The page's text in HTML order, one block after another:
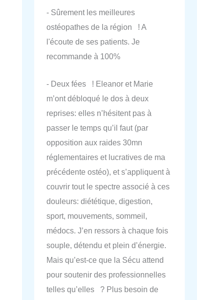
- Sûrement les meilleures
ostéopathes de la région ! A
l'écoute de ses patients. Je
recommande à 100%
- Deux fées ! Eleanor et Marie
m’ont débloqué le dos à deux
reprises: elles n’hésitent pas à
passer le temps qu’il faut (par
opposition aux raides 30mn
réglementaires et lucratives de ma
précédente ostéo), et s’appliquent à
couvrir tout le spectre associé à ces
douleurs: diététique, digestion,
sport, mouvements, sommeil,
médocs. J’en ressors à chaque fois
souple, détendu et plein d’énergie.
Mais qu’est-ce que la Sécu attend
pour soutenir des professionnelles
telles qu’elles ? Plus besoin de